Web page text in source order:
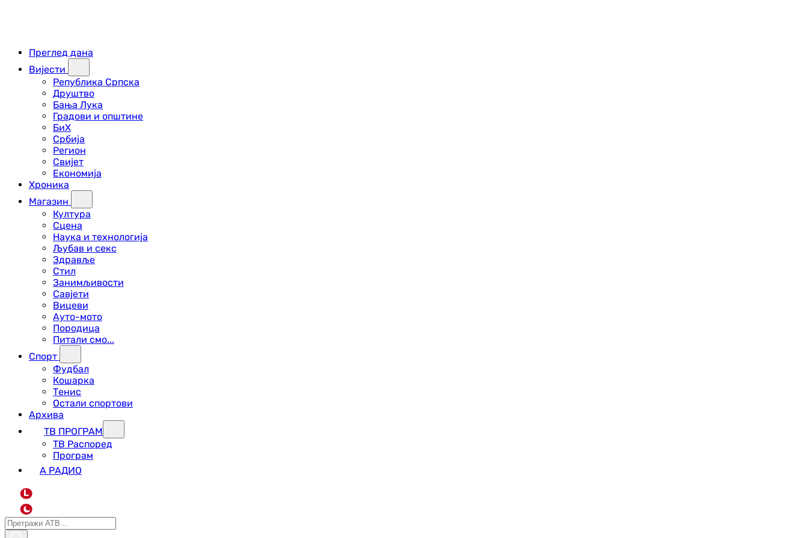
Преглед дана
Вијести
Република Српска
Друштво
Бања Лука
Градови и општине
БиХ
Србија
Регион
Свијет
Економија
Хроника
Магазин
Култура
Сцена
Наука и технологија
Љубав и секс
Здравље
Стил
Занимљивости
Савјети
Вицеви
Ауто-мото
Породица
Питали смо...
Спорт
Фудбал
Кошарка
Тенис
Остали спортови
Архива
ТВ ПРОГРАМ
ТВ Распоред
Програм
А РАДИО
L